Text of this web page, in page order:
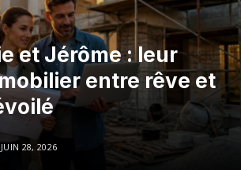
et Jérôme : leur
entre rêve et
JUIN 28, 2026